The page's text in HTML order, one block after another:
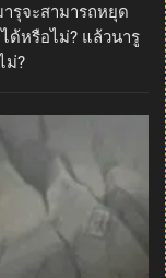
รุจะสามารถหยุด
ด้หรือไม่? แล้วนารู
ม่?